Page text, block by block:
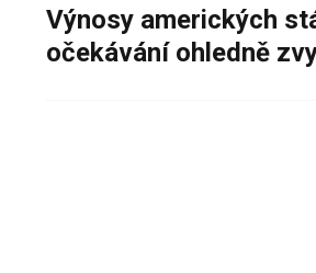
Výnosy amerických
očekávání ohledně